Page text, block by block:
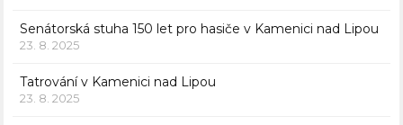
Senátorská stuha 150 let pro hasiče v Kamenici nad Lipou
23. 8. 2025
Tatrování v Kamenici nad Lipou
23. 8. 2025